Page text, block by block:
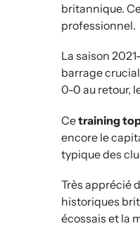
britannique.
professionnel.
La saison
barrage
0-0 au retour,
Cetraining
encore le
typique des
Très apprécié
historiques
écossais et la